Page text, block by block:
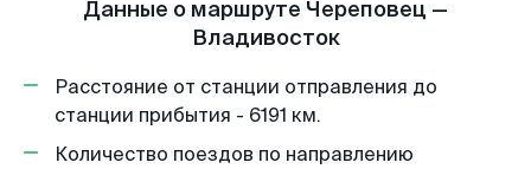
Данные о маршруте Череповец —
Владивосток
Расстояние от станции отправления до
станции прибытия - 6191 км.
Количество поездов по направлению